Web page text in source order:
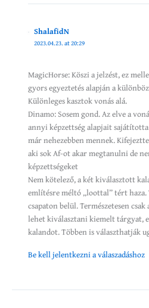
ShalafidN
2023.04.23. at 20:29
MagicHorse: Köszi a jelzést, ez
gyors egyeztetés alapján a
Különleges kasztok vonás alá.
Dinamo: Sosem gond. Az elve a
annyi képzettség alapjait
már nehezebben mennek.
aki sok Af-ot akar megtanulni de
képzettségeket
Nem kötelező, a két kiválasztott
említésre méltó „loottal” tért
csapaton belül. Természetesen
lehet kiválasztani kiemelt tárgyat,
kalandot. Többen is választhatják
Be kell jelentkezni a válaszadáshoz